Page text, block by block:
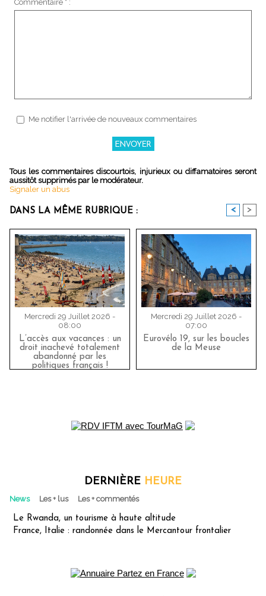
Commentaire * :
Me notifier l'arrivée de nouveaux commentaires
Tous les commentaires discourtois, injurieux ou diffamatoires seront
aussitôt supprimés par le modérateur.
Signaler un abus
DANS LA MÊME RUBRIQUE : < >
Mercredi 29 Juillet 2026 -
08:00
L’accès aux vacances : un
droit inachevé totalement
abandonné par les
politiques français !
Mercredi 29 Juillet 2026 -
07:00
Eurovélo 19, sur les boucles
de la Meuse
DERNIÈRE HEURE
News Les + lus Les + commentés
Le Rwanda, un tourisme à haute altitude
France, Italie : randonnée dans le Mercantour frontalier